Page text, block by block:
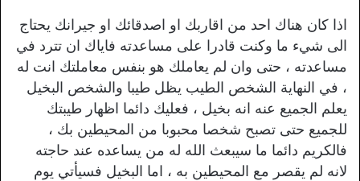
اذا كان هناك احد من اقاربك او اصدقائك او جيرانك يحتاج
الى شيء ما وكنت قادرا على مساعدته فاياك ان تترد في
مساعدته ، حتى وان لم يعاملك هو بنفس معاملتك انت له
، في النهاية الشخص الطيب يظل طيبا والشخص البخيل
يعلم الجميع عنه انه بخيل ، فعليك دائما اظهار طيبتك
للجميع حتى تصبح شخصا محبوبا من المحيطين بك ،
فالكريم دائما ما سيبعث الله له من يساعده عند حاجته
لانه لم يقصر مع المحيطين به ، اما البخيل فسيأتي يوم